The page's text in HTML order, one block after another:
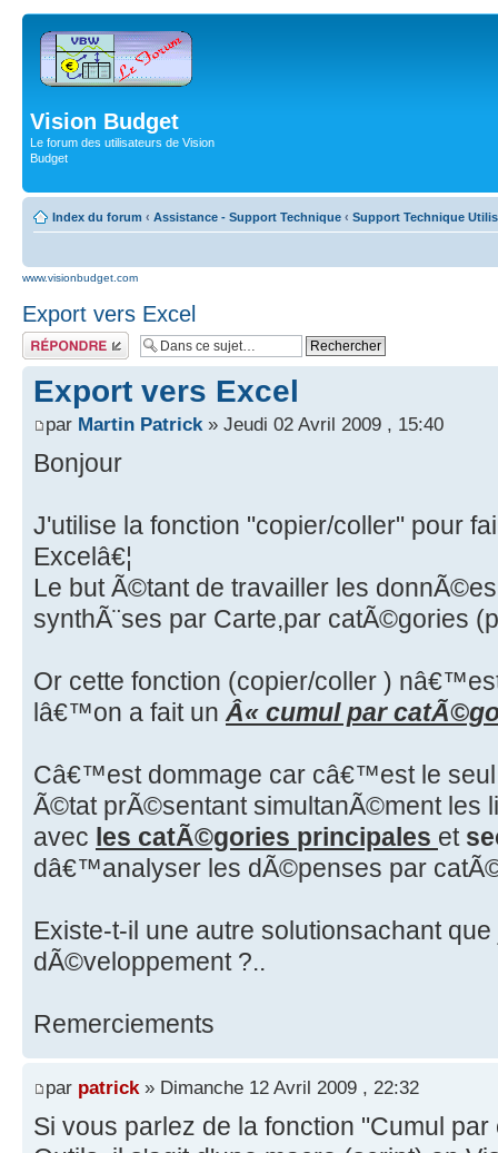
Vision Budget
Le forum des utilisateurs de Vision
Budget
Index du forum ‹ Assistance - Support Technique ‹ Support Technique
www.visionbudget.com
Export vers Excel
Répondre
Export vers Excel
par Martin Patrick» Jeudi 02 Avril 2009 , 15:40
Bonjour
J'utilise la fonction "copier/coller" pour
Excelâ€¦
Le but Ã©tant de travailler les
synthÃ¨ses par Carte,par catÃ©gories
Or cette fonction (copier/coller )
lâ€™on a fait un Â« cumul par
Câ€™est dommage car câ€™est le
Ã©tat prÃ©sentant simultanÃ©ment les
avec les catÃ©gories principales et
dâ€™analyser les dÃ©penses par
Existe-t-il une autre solutionsachant
dÃ©veloppement ?..
Remerciements
par patrick » Dimanche 12 Avril 2009 , 22:32
Si vous parlez de la fonction "Cumul